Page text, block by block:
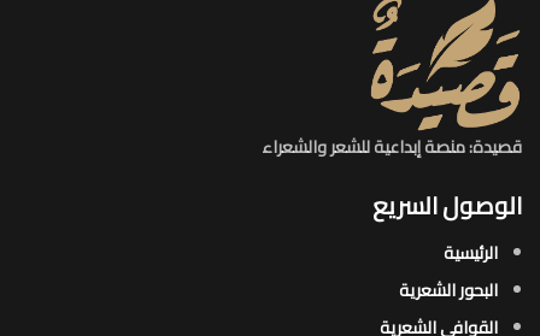
قصيدة: منصة إبداعية للشعر والشعراء
الوصول السريع
الرئيسية
البحور الشعرية​
القوافي الشعرية​